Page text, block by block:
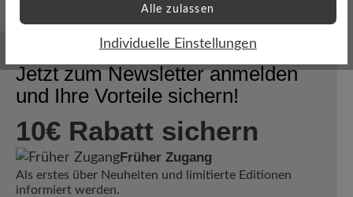
Jetzt zum Newsletter anmelden
und Ihre Vorteile sichern!
10€ Rabatt sichern
Früher Zugang
Als erstes über Neuheiten und limitierte Editionen
informiert werden.
Alle zulassen
Individuelle Einstellungen